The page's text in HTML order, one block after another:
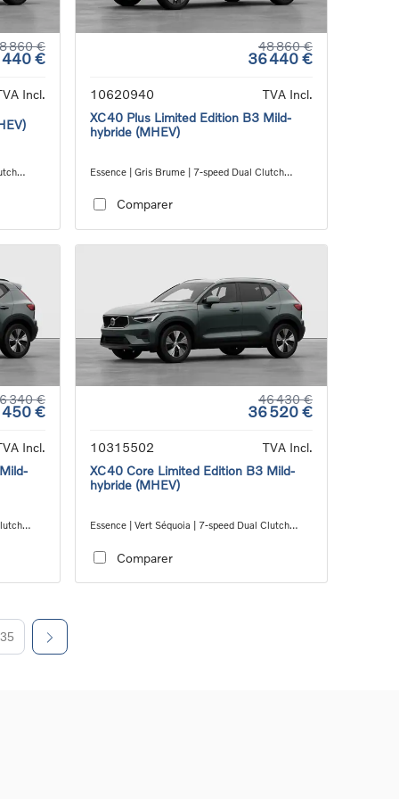
860 €
440 €
Incl.
48 860 €
36 440 €
10620940
TVA Incl.
XC40 Plus Limited Edition B3 Mild-
hybride (MHEV)
Essence | Gris Brume | 7-speed Dual Clutch
Comparer
340 €
450 €
Incl.
46 430 €
36 520 €
10315502
TVA Incl.
XC40 Core Limited Edition B3 Mild-
hybride (MHEV)
Essence | Vert Séquoia | 7-speed Dual Clutch
Comparer
35